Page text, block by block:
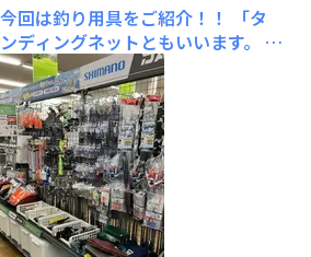
今回は釣り用具をご紹介！！ 「タ
ディングネットともいいます。 ち
伸ばすことが可能です⤴️ タモを使
を釣り上げようとする際に、針が外
するのを防ぎ、魚を傷つけずにすく